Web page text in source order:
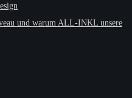
und warum ALL-INKL unsere